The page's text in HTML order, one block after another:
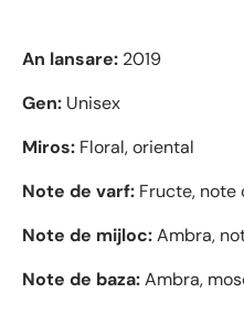
An lansare: 2019
Gen: Unisex
Miros: Floral, oriental
Note de varf: Fructe, note
Note de mijloc:Ambra,
Note de baza:Ambra,